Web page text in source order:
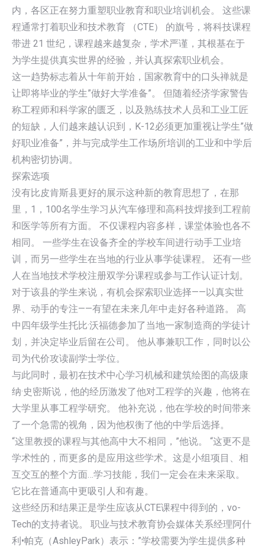
内，各区正在努力重塑职业教育和职业培训机会。 这些课
程通常打着职业和技术教育 （CTE） 的旗号，将科技课程
带进 21 世纪，课程越来越复杂，学术严谨，其根基在于
为学生提供真实世界的经验，并认真探索职业机会。
这一趋势标志着从十年前开始，国家教育中的口头禅就是
让即将毕业的学生”做好大学准备”。 但随着经济学家警告
称工程师和科学家的匮乏，以及熟练技术人员和工业工匠
的短缺，人们越来越认识到，K-12必须更加重视让学生”做
好职业准备”，并与完成学生工作场所培训的工业和中学后
机构密切协调。
探索选项
没有比皮肯斯县更好的展示这种新的教育思想了，在那
里，1，100名学生学习从汽车修理和高科技焊接到工程前
和医学等所有方面。 不仅课程内容多样，课堂体验也各不
相同。 一些学生在设备齐全的学校车间进行动手工业培
训，而另一些学生在当地的行业从事学徒课程。 还有一些
人在当地技术学校注册双学分课程或参与工作认证计划。
对于该县的学生来说，有机会探索职业选择——以真实世
界、动手的专注——有望在未来几年中走好各种道路。 高
中四年级学生托比·沃福德参加了当地一家制造商的学徒计
划，并决定毕业后留在公司。 他从事兼职工作，同时以公
司为代价攻读副学士学位。
与此同时，最初在技术中心学习机械和建筑绘图的高级康
纳·史密斯说，他的经历激发了他对工程学的兴趣，他将在
大学里从事工程学研究。 他补充说，他在学校的时间带来
了一个急需的视角，因为他权衡了他的中学后选择。
“这里教授的课程与其他高中大不相同，”他说。 “这更不是
学术性的，而更多的是应用这些学术。这是小组项目、相
互交互的整个方面…学习技能，我们一定会在未来采取。
它比在普通高中更吸引人和有趣。
这些经历和结果正是学生应该从CTE课程中得到的，vo-
Tech的支持者说。 职业与技术教育协会媒体关系经理阿什
利•帕克（AshleyPark）表示：”学校需要为学生提供多种